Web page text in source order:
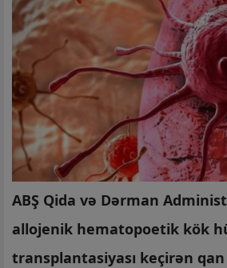
ABŞ Qida və Dərman
allojenik hematopoetik kök
transplantasiyası keçirən